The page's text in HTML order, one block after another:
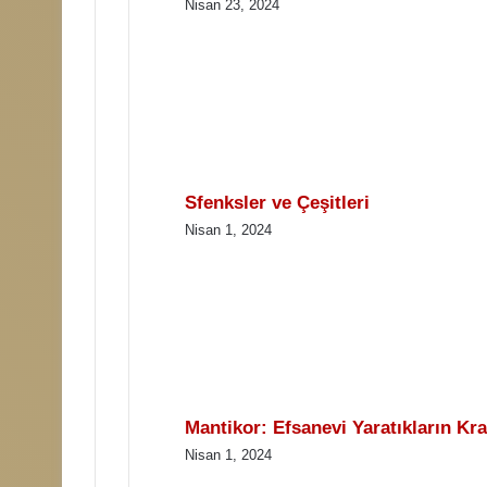
Nisan 23, 2024
Sfenksler ve Çeşitleri
Nisan 1, 2024
Mantikor: Efsanevi Yaratıkların
Nisan 1, 2024